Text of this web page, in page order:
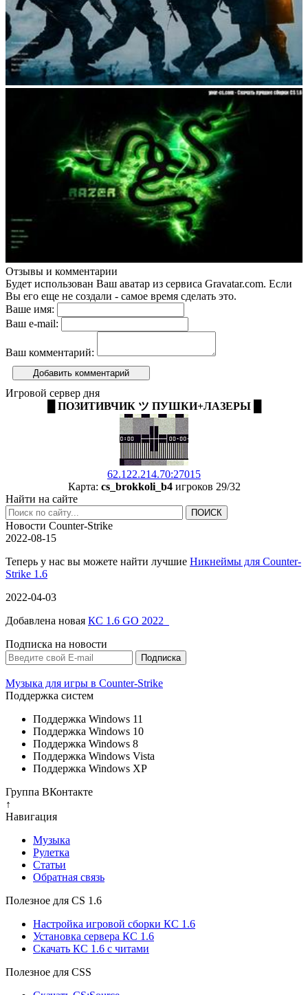
Отзывы и комментарии
Будет использован Ваш аватар из сервиса Gravatar.com. Если
Вы его еще не создали - самое время сделать это.
Ваше имя:
Ваш e-mail:
Ваш комментарий:
Добавить комментарий
Игровой сервер дня
█ ПОЗИТИВЧИК ツ ПУШКИ+ЛАЗЕРЫ █
62.122.214.70:27015
Карта: cs_brokkoli_b4игроков 29/32
Найти на сайте
Новости Counter-Strike
2022-08-15
Теперь у нас вы можете найти лучшие Никнеймы для Counter-
Strike 1.6
2022-04-03
Добавлена новая КС 1.6 GO 2022
Подписка на новости
Музыка для игры в Counter-Strike
Поддержка систем
Поддержка Windows 11
Поддержка Windows 10
Поддержка Windows 8
Поддержка Windows Vista
Поддержка Windows XP
Группа ВКонтакте
↑
Навигация
Музыка
Рулетка
Cтатьи
Обратная связь
Полезное для CS 1.6
Настройка игровой сборки КС 1.6
Установка сервера КС 1.6
Скачать КС 1.6 с читами
Полезное для CSS